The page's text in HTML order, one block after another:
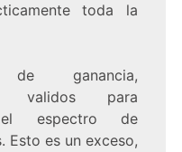
toda la
de ganancia,
validos para
el espectro de
Esto es un exceso,